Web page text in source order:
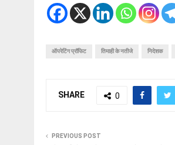
ऑपरेटिंग प्रॉफिट तिमाही के नतीजे निदेशक
SHARE 0
PREVIOUS POST